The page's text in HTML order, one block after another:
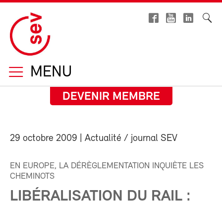
MENU
DEVENIR MEMBRE
29 octobre 2009 | Actualité / journal SEV
EN EUROPE, LA DÉRÈGLEMENTATION INQUIÈTE LES
CHEMINOTS
LIBÉRALISATION DU RAIL :